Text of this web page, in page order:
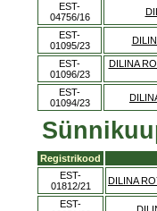
EST-
04756/16
EST-
01095/23
EST-
01096/23
DILINA
EST-
01094/23
Registrikood
EST-
01812/21
DILINA
EST-